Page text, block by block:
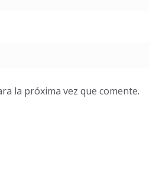
la próxima vez que comente.